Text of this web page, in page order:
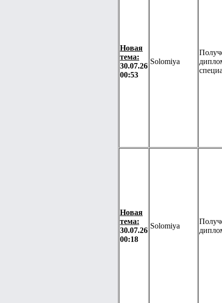
Новая
тема:
30.07.26
00:53
Solomiya
Новая
тема:
30.07.26
00:18
Solomiya